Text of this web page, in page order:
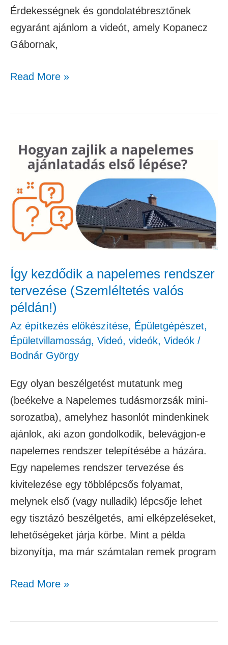
Érdekességnek és gondolatébresztőnek
egyaránt ajánlom a videót, amely Kopanecz
Gábornak,
Read More »
Így kezdődik a napelemes rendszer
tervezése (Szemléltetés valós
példán!)
Az építkezés előkészítése, Épületgépészet,
Épületvillamosság, Videó, videók, Videók /
Bodnár György
Egy olyan beszélgetést mutatunk meg
(beékelve a Napelemes tudásmorzsák mini-
sorozatba), amelyhez hasonlót mindenkinek
ajánlok, aki azon gondolkodik, belevágjon-e
napelemes rendszer telepítésébe a házára.
Egy napelemes rendszer tervezése és
kivitelezése egy többlépcsős folyamat,
melynek első (vagy nulladik) lépcsője lehet
egy tisztázó beszélgetés, ami elképzeléseket,
lehetőségeket járja körbe. Mint a példa
bizonyítja, ma már számtalan remek program
Így
kezdődik
napelemes
rendszer
tervezése
valós
példán!)
Read More »